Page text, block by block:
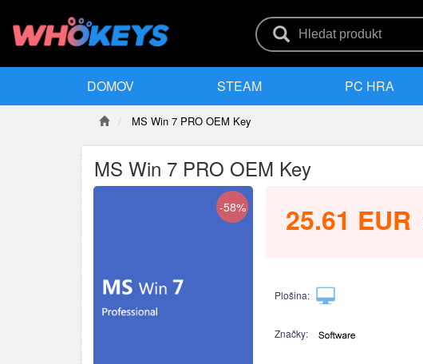
DOMOV STEAM PC HRA
MS Win 7 PRO OEM Key
MS Win 7 PRO OEM Key
-58% 25.61 EUR
Plošina:
Značky: